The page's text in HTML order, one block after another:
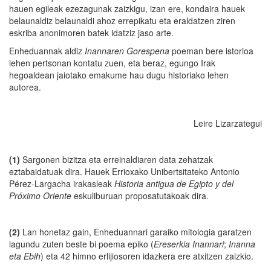
hauen egileak ezezagunak zaizkigu, izan ere, kondaira hauek
belaunaldiz belaunaldi ahoz errepikatu eta eraldatzen ziren
eskriba anonimoren batek idatziz jaso arte.
Enheduannak aldiz Inannaren Gorespena poeman bere istorioa
lehen pertsonan kontatu zuen, eta beraz, egungo Irak
hegoaldean jaiotako emakume hau dugu historiako lehen
autorea.
Leire Lizarzategui
(1) Sargonen bizitza eta erreinaldiaren data zehatzak
eztabaidatuak dira. Hauek Errioxako Unibertsitateko Antonio
Pérez-Largacha irakasleak Historia antigua de Egipto y del
Próximo Oriente eskuliburuan proposatutakoak dira.
(2) Lan honetaz gain, Enheduannari garaiko mitologia garatzen
lagundu zuten beste bi poema epiko (Ereserkia Inannari; Inanna
eta Ebih) eta 42 himno erlijiosoren idazkera ere atxitzen zaizkio.